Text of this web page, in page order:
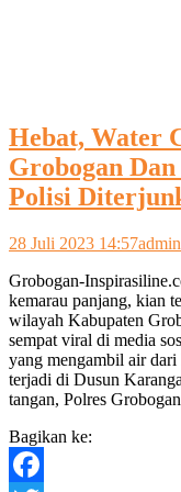
Hebat, Water
Grobogan
Polisi
28 Juli 2023 14:57admin
Grobogan-
kemarau panjang, kian
wilayah Kabupaten
sempat viral di media
yang mengambil air
terjadi di Dusun
tangan, Polres
Bagikan ke: